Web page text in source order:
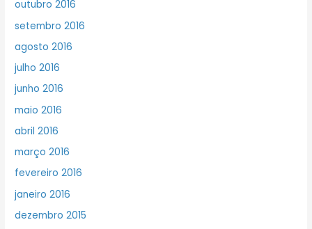
outubro 2016
setembro 2016
agosto 2016
julho 2016
junho 2016
maio 2016
abril 2016
março 2016
fevereiro 2016
janeiro 2016
dezembro 2015